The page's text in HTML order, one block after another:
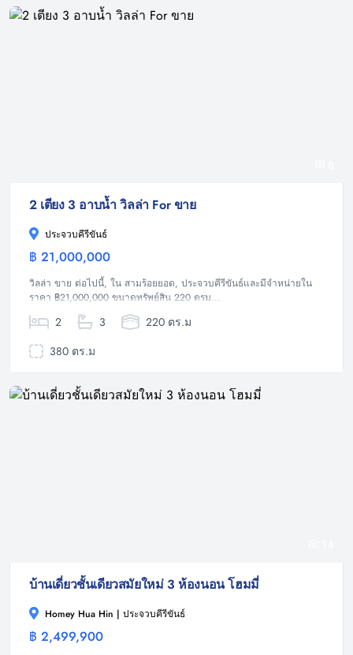
2 เตียง 3 อาบน้ำ วิลล่า For ขาย
ประจวบคีรีขันธ์
฿ 21,000,000
วิลล่า ขาย ต่อไปนี้, ใน สามร้อยยอด, ประจวบคีรีขันธ์และมีจำหน่ายใน
ราคา ฿21,000,000 ขนาดทรัพย์สิน 220 ตรม...
2 3
220 ตร.ม
380 ตร.ม
บ้านเดี่ยวชั้นเดียวสมัยใหม่ 3 ห้องนอน โฮมมี่
Homey Hua Hin | ประจวบคีรีขันธ์
฿ 2,499,900